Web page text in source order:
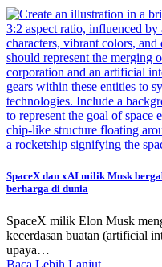
SpaceX dan xAI milik Musk
berharga di dunia
SpaceX milik Elon Musk
kecerdasan buatan (artificial
upaya…
Baca Lebih Lanjut